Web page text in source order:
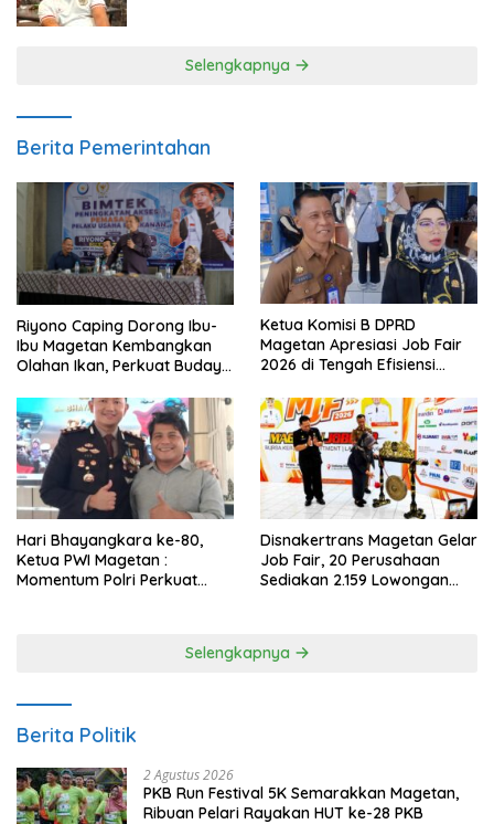
Selengkapnya
Berita Pemerintahan
Riyono Caping Dorong Ibu-
Ibu Magetan Kembangkan
Olahan Ikan, Perkuat Budaya
Ketua Komisi B DPRD
Magetan Apresiasi Job Fair
2026 di Tengah Efisiensi
Hari Bhayangkara ke-80,
Ketua PWI Magetan :
Momentum Polri Perkuat
Disnakertrans Magetan Gelar
Job Fair, 20 Perusahaan
Sediakan 2.159 Lowongan
Selengkapnya
Berita Politik
2 Agustus 2026
PKB Run Festival 5K Semarakkan Magetan,
Ribuan Pelari Rayakan HUT ke-28 PKB